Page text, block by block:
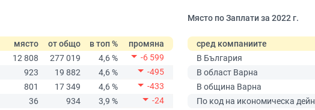
място от общо в топ %
промяна
12 808 277 019 4,6 %
-6 599
923 19 882 4,6 %
-495
801 17 349 4,6 %
-433
36 934 3,9 % -24
Място по Заплати за 2022 г.
сред компаниите
В България
В област Варна
В община Варна
По код на икономическа